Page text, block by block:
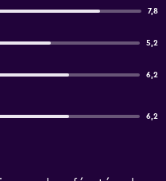
7,8
5,2
6,2
6,2